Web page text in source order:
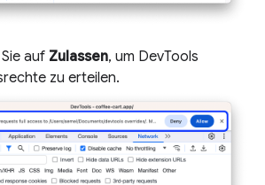
auf Zulassen, um DevTools
zu erteilen.